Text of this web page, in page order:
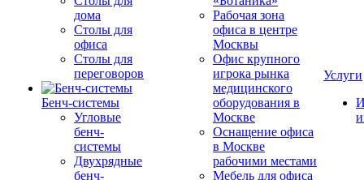
дома
Столы для
офиса
Столы для
переговоров
Бенч-системы
Угловые
бенч-
системы
Двухрядные
бенч-
Рабочая зона
офиса в центре
Москвы
Офис крупного
игрока рынка
медицинского
оборудования в
Москве
Оснащение офиса
в Москве
рабочими местами
Мебель для офиса
Услуги